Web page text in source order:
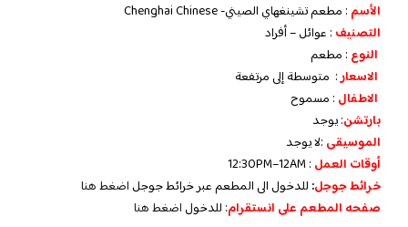
الأسم : مطعم تشينغهاي الصيني- Chenghai Chinese
التصنيف : عوائل – أفراد
النوع : مطعم
الاسعار: متوسطة إلى مرتفعة
الاطفال : مسموح
بارتشن: يوجد
الموسيقى :لا يوجد
‏أوقات العمل : 12:30PM–12AM
خرائط جوجل: للدخول الى المطعم عبر خرائط جوجل اضغط هنا
صفحه المطعم على انستقرام: للدخولاضغط هنا